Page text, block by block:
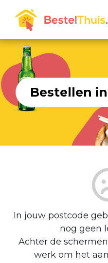
Bestellen
In jouw postcode
nog geen
Achter de
werk om het